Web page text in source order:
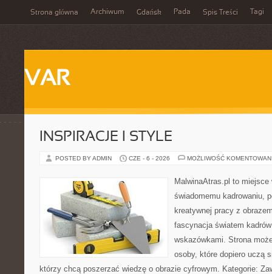
Strona główna Archiwum Gdańsk Pada Spis Treści Tagi
VAR
INSPIRACJE I STYLE
POSTED BY ADMIN CZE - 6 - 2026 MOŻLIWOŚĆ
MalwinaAtras.pl to
świadomemu kadrowaniu,
kreatywnej pracy z
fascynacja światem
wskazówkami. Strona
osoby, które dopiero uczą
którzy chcą poszerzać wiedzę o obrazie cyfrowym. Kategorie: